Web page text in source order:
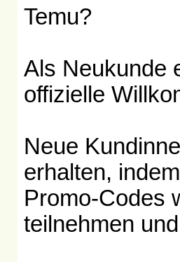
Temu?
Als Neukunde
offizielle
Neue
erhalten,
Promo-Codes
teilnehmen